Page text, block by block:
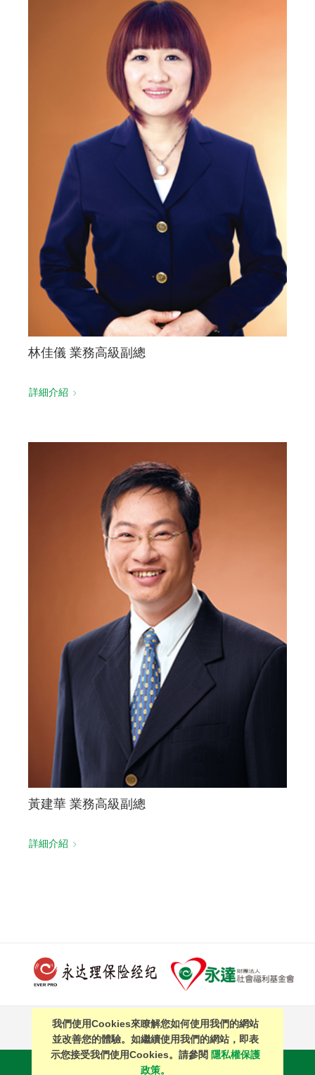
林佳儀 業務高級副總
詳細介紹
黃建華 業務高級副總
詳細介紹
PAGE TOP
站內搜尋｜
我們使用Cookies來瞭解您如何使用我們的網站
並改善您的體驗。如繼續使用我們的網站，即表
示您接受我們使用Cookies。請參閱 隱私權保護
政策。